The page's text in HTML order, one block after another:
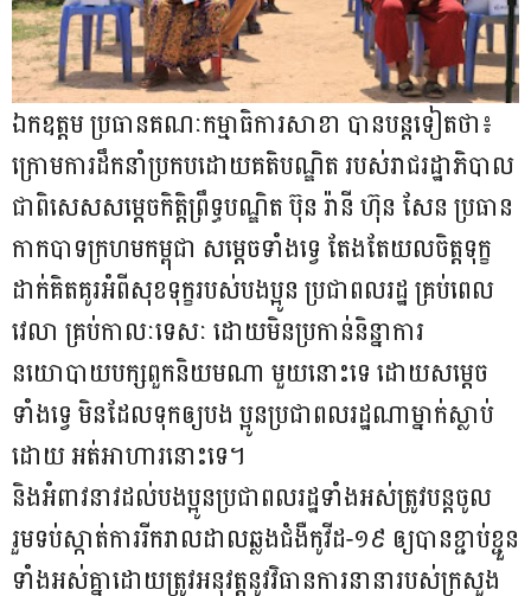
ឯកឧត្តម ប្រធានគណៈកម្មាធិការសាខា បានបន្តទៀតថា៖
ក្រោមការដឹកនាំប្រកបដោយគតិបណ្ឌិត របស់រាជរដ្ឋាភិបាល
ជាពិសេសសម្តេចកិត្តិព្រឹទ្ធបណ្ឌិត ប៊ុន រ៉ានី ហ៊ុន សែន ប្រធាន
កាកបាទក្រហមកម្ពុជា សម្ដេចទាំងទ្វេ តែងតែយលចិត្តទុក្ខ
ដាក់គិតគូរអំពីសុខទុក្ខរបស់បងប្អូន ប្រជាពលរដ្ឋ គ្រប់ពេល
វេលា គ្រប់កាលៈទេសៈ ដោយមិនប្រកាន់និន្នាការ
នយោបាយបក្សពួកនិយមណា មួយនោះទេ ដោយសម្ដេច
ទាំងទ្វេ មិនដែលទុកឲ្យបង ប្អូនប្រជាពលរដ្ឋណាម្នាក់ស្លាប់
ដោយ អត់អាហារនោះទេ។
និងអំពាវនាវដល់បងប្អូនប្រជាពលរដ្ឋទាំងអស់ត្រូវបន្តចូល
រួមទប់ស្កាត់ការរីករាលដាលឆ្លងជំងឺកូវីដ-១៩ ឲ្យបានខ្ជាប់ខ្ជួន
ទាំងអស់គ្នាដោយត្រូវអនុវត្តនូវវិធានការនានារបស់ក្រសួង